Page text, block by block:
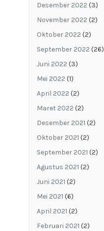
Desember 2022 (3)
November 2022 (2)
Oktober 2022 (2)
September 2022 (26)
Juni 2022 (3)
Mei 2022 (1)
April 2022 (2)
Maret 2022 (2)
Desember 2021 (2)
Oktober 2021 (2)
September 2021 (2)
Agustus 2021 (2)
Juni 2021 (2)
Mei 2021 (6)
April 2021 (2)
Februari 2021 (2)